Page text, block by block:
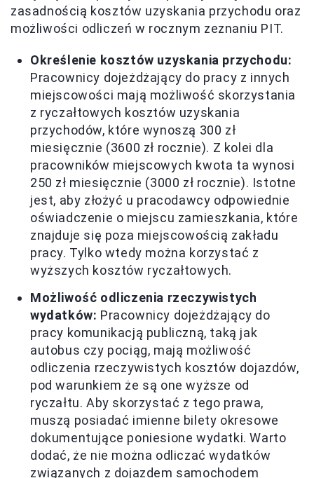
zasadnością kosztów uzyskania przychodu oraz
możliwości odliczeń w rocznym zeznaniu PIT.
Określenie kosztów uzyskania przychodu:
Pracownicy dojeżdżający do pracy z innych
miejscowości mają możliwość skorzystania
z ryczałtowych kosztów uzyskania
przychodów, które wynoszą 300 zł
miesięcznie (3600 zł rocznie). Z kolei dla
pracowników miejscowych kwota ta wynosi
250 zł miesięcznie (3000 zł rocznie). Istotne
jest, aby złożyć u pracodawcy odpowiednie
oświadczenie o miejscu zamieszkania, które
znajduje się poza miejscowością zakładu
pracy. Tylko wtedy można korzystać z
wyższych kosztów ryczałtowych.
Możliwość odliczenia rzeczywistych
wydatków: Pracownicy dojeżdżający do
pracy komunikacją publiczną, taką jak
autobus czy pociąg, mają możliwość
odliczenia rzeczywistych kosztów dojazdów,
pod warunkiem że są one wyższe od
ryczałtu. Aby skorzystać z tego prawa,
muszą posiadać imienne bilety okresowe
dokumentujące poniesione wydatki. Warto
dodać, że nie można odliczać wydatków
związanych z dojazdem samochodem